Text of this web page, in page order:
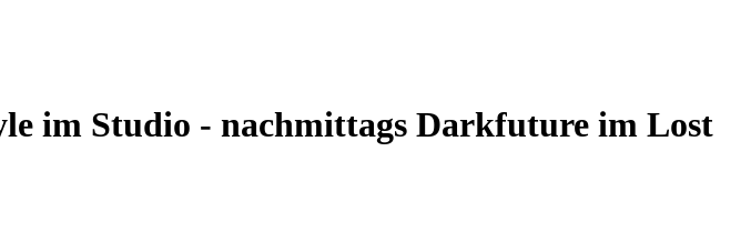
im Studio - nachmittags Darkfuture im Lost